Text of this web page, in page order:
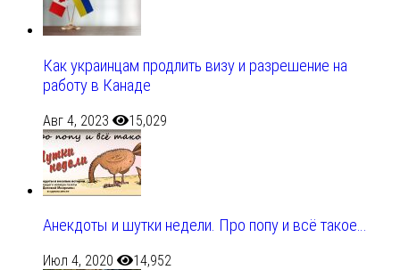
Как украинцам продлить визу и разрешение на
работу в Канаде
Авг 4, 2023 15,029
Анекдоты и шутки недели. Про попу и всё такое…
Июл 4, 2020 14,952